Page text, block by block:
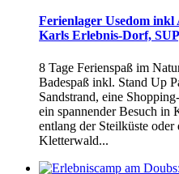
Ferienlager Usedom
Karls Erlebnis-Dorf,
8 Tage Ferienspaß im
Badespaß inkl. Stand Up
Sandstrand, eine
ein spannender Besuch in
entlang der Steilküste
Kletterwald...